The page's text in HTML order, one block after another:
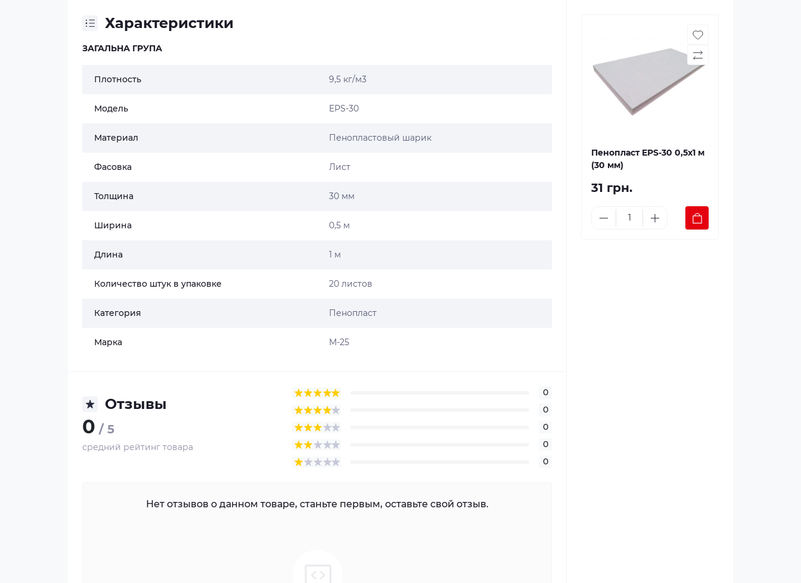
Характеристики
ЗАГАЛЬНА ГРУПА
Плотность 9,5 кг/м3
Модель EPS-30
Материал Пенопластовый шарик
Фасовка Лист
Толщина 30 мм
Ширина 0,5 м
Длина 1 м
Количество штук в упаковке 20 листов
Категория Пенопласт
Марка М-25
Отзывы
0 / 5
средний рейтинг товара
0
0
0
0
0
Нет отзывов о данном товаре, станьте первым, оставьте свой отзыв.
Пенопласт EPS-30 0,5х1 м
(30 мм)
31 грн.